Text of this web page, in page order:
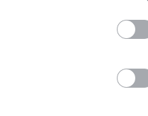
06/
Ώρα
Ώρα